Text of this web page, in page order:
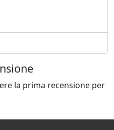
la prima recensione per